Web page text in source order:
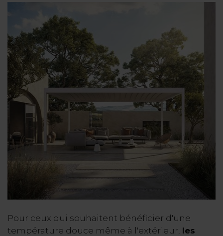
Pour ceux qui souhaitent bénéficier d'une
température douce même à l'extérieur, les